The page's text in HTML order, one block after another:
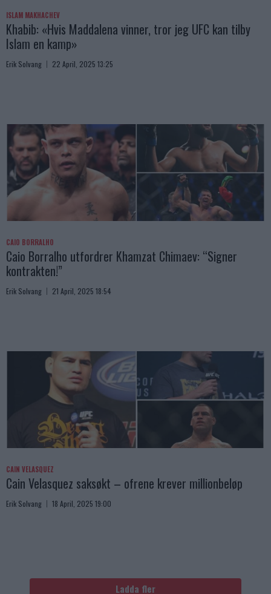
ISLAM MAKHACHEV
Khabib: «Hvis Maddalena vinner, tror jeg UFC kan tilby
Islam en kamp»
Erik Solvang 22 April, 2025 13:25
CAIO BORRALHO
Caio Borralho utfordrer Khamzat Chimaev: “Signer
kontrakten!”
Erik Solvang 21 April, 2025 18:54
CAIN VELASQUEZ
Cain Velasquez saksøkt – ofrene krever millionbeløp
Erik Solvang 18 April, 2025 19:00
Ladda fler